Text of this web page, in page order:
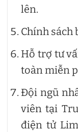
lên.
Chính sách
Hỗ trợ tư
toàn miễn
Đội ngũ
viên tại
điện tử